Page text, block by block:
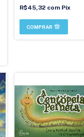
R$45,32 com Pix